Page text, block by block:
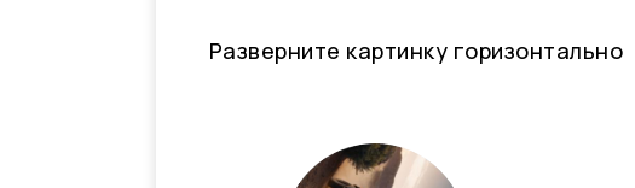
Разверните картинку горизонтально